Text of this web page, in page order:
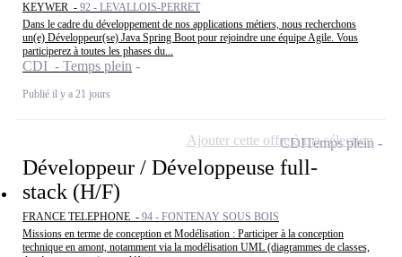
KEYWER - 92 - LEVALLOIS-PERRET
Dans le cadre du développement de nos applications métiers, nous recherchons
un(e) Développeur(se) Java Spring Boot pour rejoindre une équipe Agile. Vous
participerez à toutes les phases du...
CDI - Temps plein
Publié il y a 21 jours
Développeur / Développeuse full-
stack (H/F)
FRANCE TELEPHONE - 94 - FONTENAY SOUS BOIS
Missions en terme de conception et Modélisation : Participer à la conception
technique en amont, notamment via la modélisation UML (diagrammes de classes,
CDITemps plein
Ajouter cette offre à ma sélection